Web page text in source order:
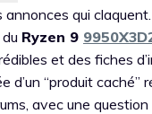
annonces qui
Ryzen 9
et des fiches
d’un “produit
avec une